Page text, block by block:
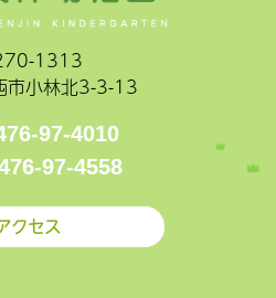
1313
市小林北3-3-13
97-4010
97-4558
クセス